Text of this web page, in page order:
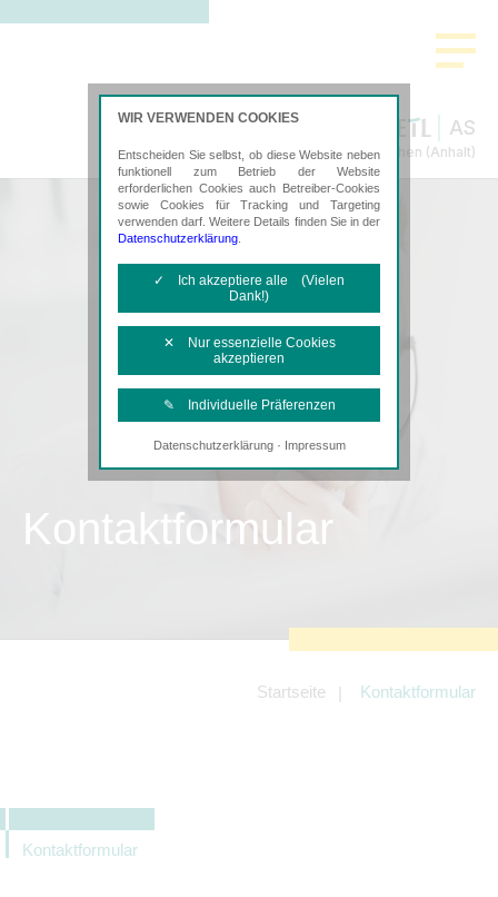
AS
Steuerberatung in Köthen (Anhalt)
Kontaktformular
Startseite Kontaktformular
Kontaktformular
WIR VERWENDEN COOKIES
Entscheiden Sie selbst, ob diese Website neben
funktionell zum Betrieb der Website
erforderlichen Cookies auch Betreiber-Cookies
sowie Cookies für Tracking und Targeting
verwenden darf. Weitere Details finden Sie in der
Datenschutzerklärung
✓ Ich akzeptiere alle (Vielen
Dank!)
✕ Nur essenzielle Cookies
akzeptieren
✎ Individuelle Präferenzen
Notwendige Cookies
Diese Cookies sind erforderlich, um die
Tracking- und Targeting-Cookies
Angebotes einschließlich der
Angeboten von z.B. Facebook und
Datenschutzerklärung· Impressum